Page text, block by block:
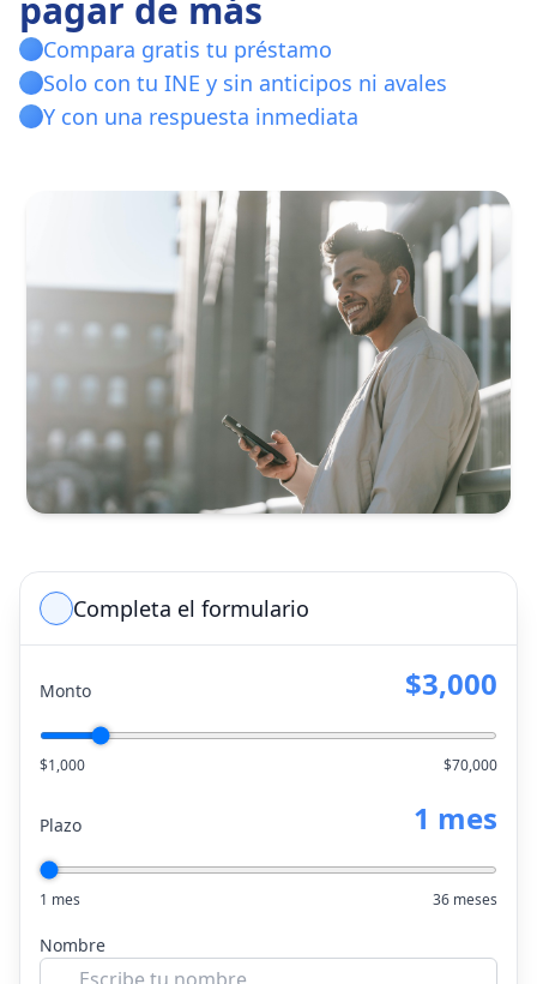
pagar de más
Compara gratis tu préstamo
Solo con tu INE y sin anticipos ni avales
Y con una respuesta inmediata
Completa el formulario
Monto $3,000
$1,000 $70,000
Plazo 1 mes
1 mes 36 meses
Nombre